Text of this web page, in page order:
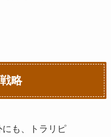
略
も、トラリピ